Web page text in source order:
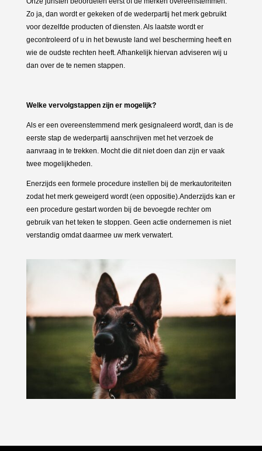
Zo ja, dan wordt er gekeken of de wederpartij het merk gebruikt
voor dezelfde producten of diensten. Als laatste wordt er
gecontroleerd of u in het bewuste land wel bescherming heeft en
wie de oudste rechten heeft. Afhankelijk hiervan adviseren wij u
dan over de te nemen stappen.
Welke vervolgstappen zijn er mogelijk?
Als er een overeenstemmend merk gesignaleerd wordt, dan is de
eerste stap de wederpartij aanschrijven met het verzoek de
aanvraag in te trekken. Mocht die dit niet doen dan zijn er vaak
twee mogelijkheden.
Enerzijds een formele procedure instellen bij de merkautoriteiten
zodat het merk geweigerd wordt (een oppositie).Anderzijds kan er
een procedure gestart worden bij de bevoegde rechter om
gebruik van het teken te stoppen. Geen actie ondernemen is niet
verstandig omdat daarmee uw merk verwatert.